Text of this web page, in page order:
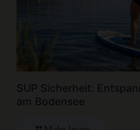
SUP Sicherheit:
am Bodensee